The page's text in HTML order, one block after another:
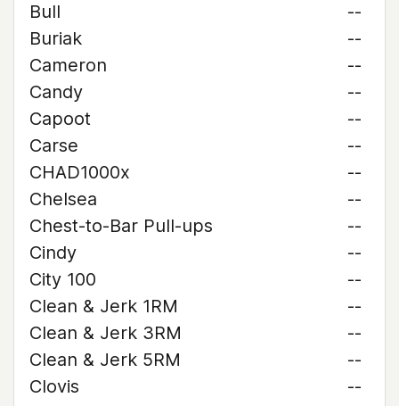
Bull
--
Buriak
--
Cameron
--
Candy
--
Capoot
--
Carse
--
CHAD1000x
--
Chelsea
--
Chest-to-Bar Pull-ups
--
Cindy
--
City 100
--
Clean & Jerk 1RM
--
Clean & Jerk 3RM
--
Clean & Jerk 5RM
--
Clovis
--